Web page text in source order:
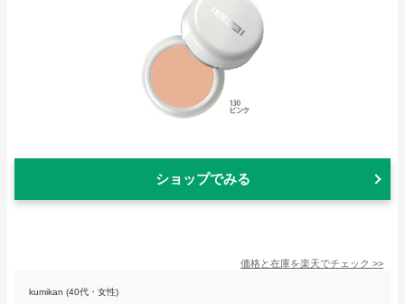
ショップでみる
価格と在庫を楽天でチェック >>
kumikan (40代・女性)